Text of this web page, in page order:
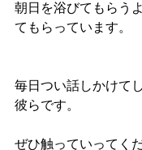
朝日を浴びてもらう
てもらっています。
毎日つい話しかけて
彼らです。
ぜひ触っていってく